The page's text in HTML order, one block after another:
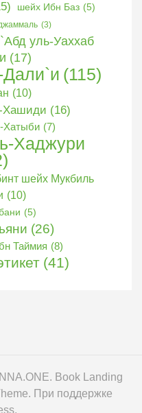
шейх Ибн Баз (5)
(3)
уль-Уаххаб
(17)
(115)
(10)
Хашиди (16)
Хатыби (7)
Хаджури
шейх Мукбиль
(10)
(5)
(26)
Таймия (8)
(41)
. Book Landing
. При поддержке
.